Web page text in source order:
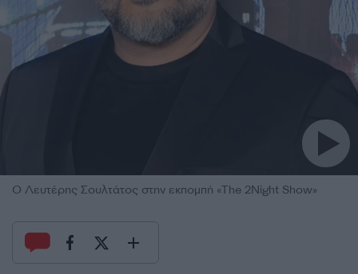
Ο Λευτέρης Σουλτάτος στην εκπομπή «The 2Night Show»